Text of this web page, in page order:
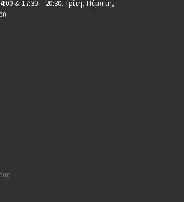
& 17:30 – 20:30. Τρίτη, Πέμπτη,